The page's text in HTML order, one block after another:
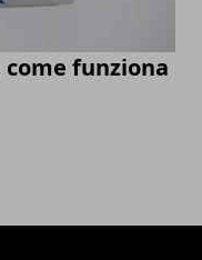
funziona